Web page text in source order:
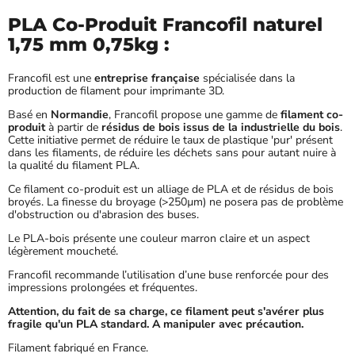
PLA Co-Produit Francofil naturel
1,75 mm 0,75kg :
Francofil est une entreprise française spécialisée dans la
production de filament pour imprimante 3D.
Basé en Normandie, Francofil propose une gamme de filament co-
produità partir de résidus de bois issus de la industrielle du bois.
Cette initiative permet de réduire le taux de plastique 'pur' présent
dans les filaments, de réduire les déchets sans pour autant nuire à
la qualité du filament PLA.
Ce filament co-produit est un alliage de PLA et de résidus de bois
broyés. La finesse du broyage (>250µm) ne posera pas de problème
d'obstruction ou d'abrasion des buses.
Le PLA-bois présente une couleur marron claire et un aspect
légèrement moucheté.
Francofil recommande l’utilisation d’une buse renforcée pour des
impressions prolongées et fréquentes.
Attention, du fait de sa charge, ce filament peut s'avérer plus
fragile qu'un PLA standard. A manipuler avec précaution.
Filament fabriqué en France.